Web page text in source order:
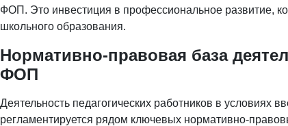
ФОП. Это инвестиция в профессиональное развитие,
школьного образования.
Нормативно-правовая база
ФОП
Деятельность педагогических работников в
регламентируется рядом ключевых нормативно-